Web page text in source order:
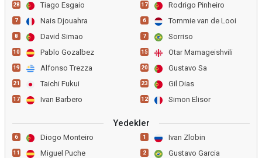
28 Tiago Esgaio
7 Nais Djouahra
8 David Simao
10 Pablo Gozalbez
19 Alfonso Trezza
21 Taichi Fukui
17 Ivan Barbero
17 Rodrigo Pinheiro
6 Tommie van de Looi
7 Sorriso
15 Otar Mamageishvili
20 Gustavo Sa
23 Gil Dias
12 Simon Elisor
Yedekler
6 Diogo Monteiro
11 Miguel Puche
1 Ivan Zlobin
2 Gustavo Garcia